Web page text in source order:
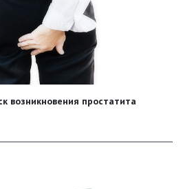
возникновения простатита